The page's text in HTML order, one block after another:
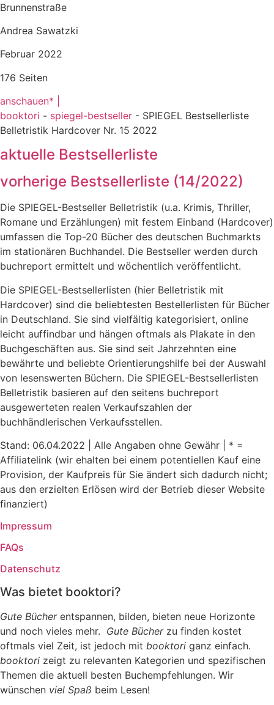
Brunnenstraße
Andrea Sawatzki
Februar 2022
176 Seiten
anschauen* |
booktori - spiegel-bestseller - SPIEGEL Bestsellerliste
Belletristik Hardcover Nr. 15 2022
aktuelle Bestsellerliste
vorherige Bestsellerliste (14/2022)
Die SPIEGEL-Bestseller Belletristik (u.a. Krimis, Thriller,
Romane und Erzählungen) mit festem Einband (Hardcover)
umfassen die Top-20 Bücher des deutschen Buchmarkts
im stationären Buchhandel. Die Bestseller werden durch
buchreport ermittelt und wöchentlich veröffentlicht.
Die SPIEGEL-Bestsellerlisten (hier Belletristik mit
Hardcover) sind die beliebtesten Bestellerlisten für Bücher
in Deutschland. Sie sind vielfältig kategorisiert, online
leicht auffindbar und hängen oftmals als Plakate in den
Buchgeschäften aus. Sie sind seit Jahrzehnten eine
bewährte und beliebte Orientierungshilfe bei der Auswahl
von lesenswerten Büchern. Die SPIEGEL-Bestsellerlisten
Belletristik basieren auf den seitens buchreport
ausgewerteten realen Verkaufszahlen der
buchhändlerischen Verkaufsstellen.
Stand: 06.04.2022 | Alle Angaben ohne Gewähr | * =
Affiliatelink (wir ehalten bei einem potentiellen Kauf eine
Provision, der Kaufpreis für Sie ändert sich dadurch nicht;
aus den erzielten Erlösen wird der Betrieb dieser Website
finanziert)
Impressum
FAQs
Datenschutz
Was bietet booktori?
Gute Bücherentspannen, bilden, bieten neue Horizonte
und noch vieles mehr. Gute Bücherzu finden kostet
oftmals viel Zeit, ist jedoch mit booktori ganz einfach.
booktori zeigt zu relevanten Kategorien und spezifischen
Themen die aktuell besten Buchempfehlungen. Wir
wünschen viel Spaß beim Lesen!